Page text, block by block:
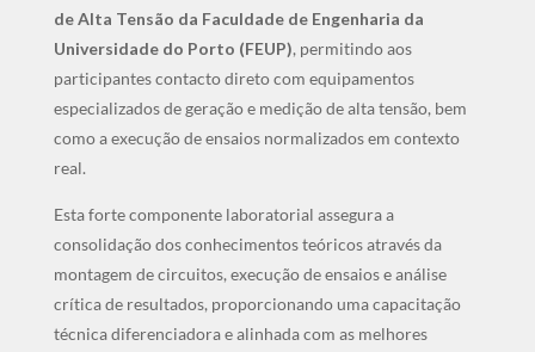
de Alta Tensão da Faculdade de Engenharia da
Universidade do Porto (FEUP), permitindo aos
participantes contacto direto com equipamentos
especializados de geração e medição de alta tensão, bem
como a execução de ensaios normalizados em contexto
real.
Esta forte componente laboratorial assegura a
consolidação dos conhecimentos teóricos através da
montagem de circuitos, execução de ensaios e análise
crítica de resultados, proporcionando uma capacitação
técnica diferenciadora e alinhada com as melhores